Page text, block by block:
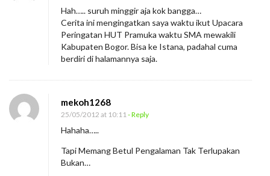
Hah….. suruh minggir aja kok bangga…
Cerita ini mengingatkan saya waktu ikut Upacara
Peringatan HUT Pramuka waktu SMA mewakili
Kabupaten Bogor. Bisa ke Istana, padahal cuma
berdiri di halamannya saja.
mekoh1268
25/05/2012 at 10:11 - Reply
Hahaha…..
Tapi Memang Betul Pengalaman Tak Terlupakan
Bukan…